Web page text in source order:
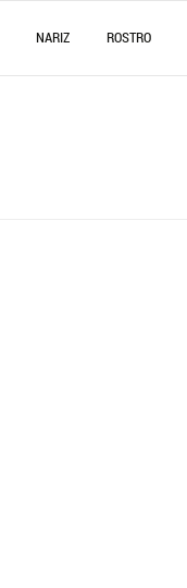
NARIZ ROSTRO